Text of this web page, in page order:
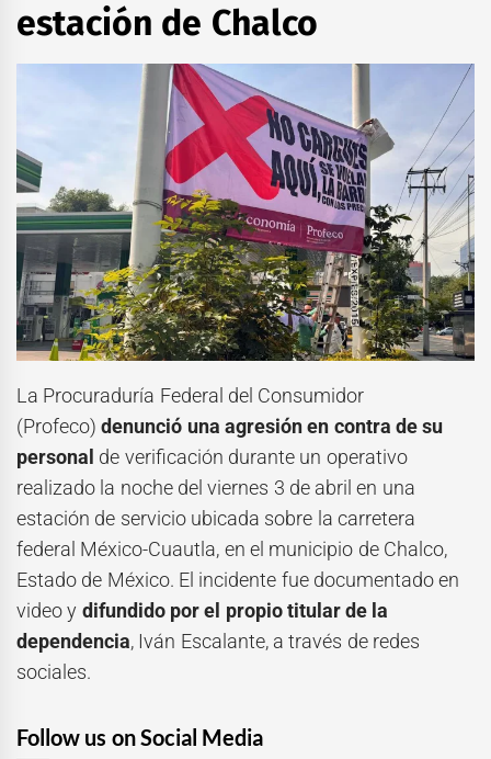
estación de Chalco
La Procuraduría Federal del Consumidor
(Profeco)denunció una agresión en contra de su
personal de verificación durante un operativo
realizado la noche del viernes 3 de abril en una
estación de servicio ubicada sobre la carretera
federal México-Cuautla, en el municipio de Chalco,
Estado de México. El incidente fue documentado en
video y difundido por el propio titular de la
dependencia, Iván Escalante, a través de redes
sociales.
Follow us on Social Media